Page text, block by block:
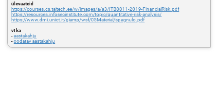
ülevaateid
https://courses.cs.taltech.ee/w/images/a/a3/ITB8811-2019-FinancialRisk.pdf
https://resources.infosecinstitute.com/topic/quantitative-risk-analysis/
https://www.dmi.unict.it/giamp/wsf/05Material/spagnulo.pdf
vt ka
-aastakahju
-oodatav aastakahju